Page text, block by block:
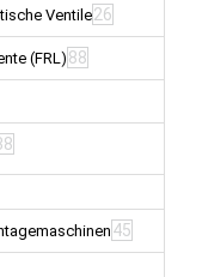
Ventile26
(FRL)88
45